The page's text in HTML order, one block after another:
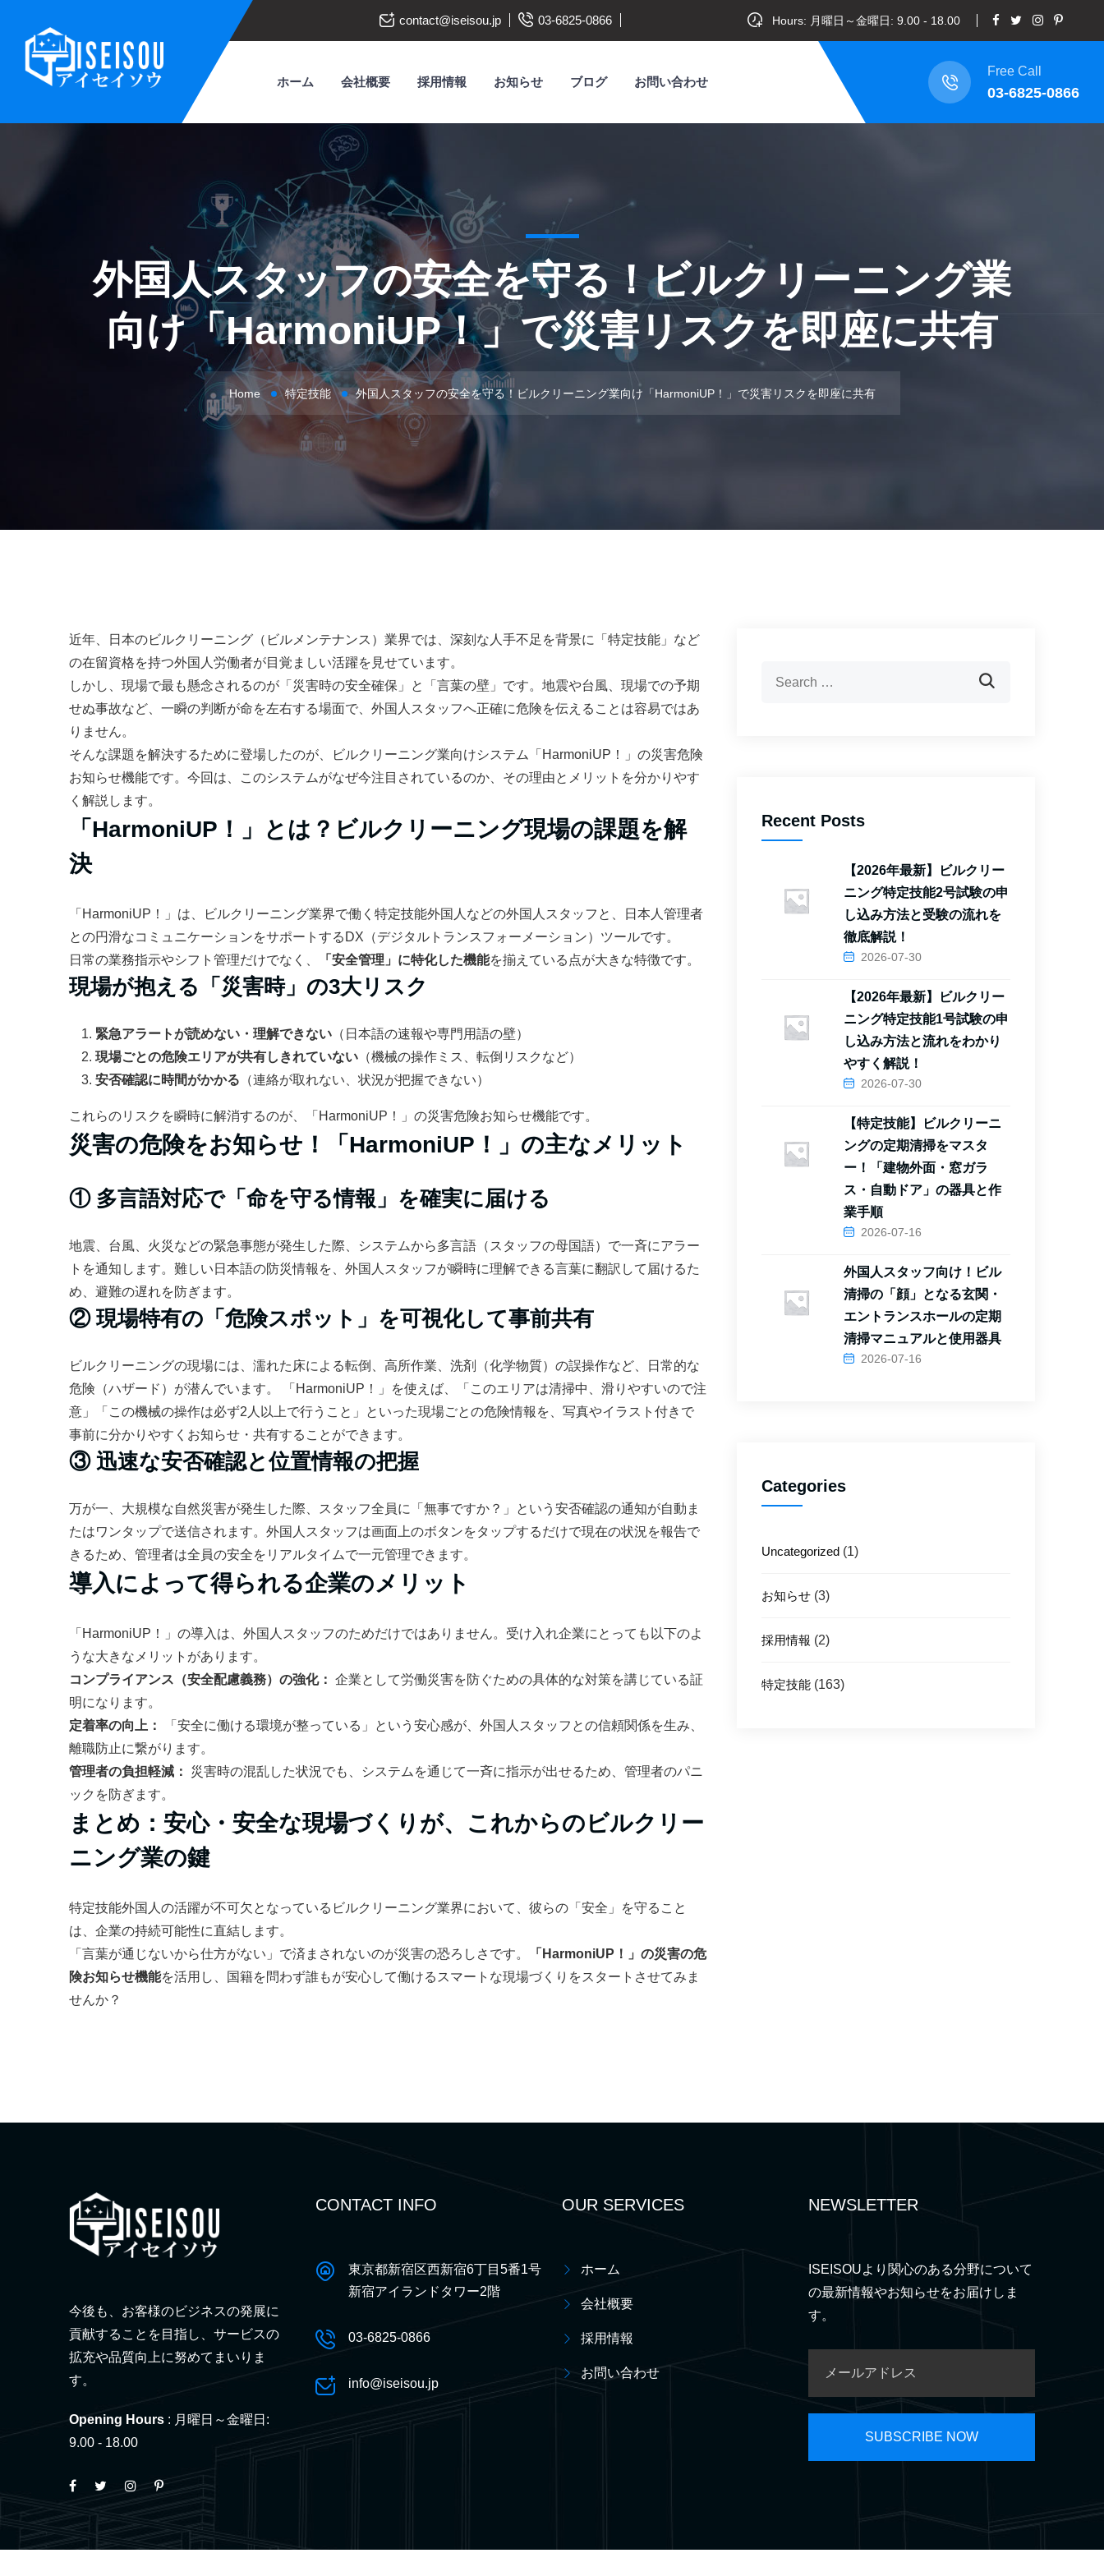
contact@iseisou.jp 03-6825-0866 Hours: 月曜日～金曜日: 9.00 - 18.00
ホーム 会社概要 採用情報 お知らせ ブログ お問い合わせ
Free Call
03-6825-0866
外国人スタッフの安全を守る！ビルクリーニング業
向け「HarmoniUP！」で災害リスクを即座に共有
Home 特定技能 外国人スタッフの安全を守る！ビルクリーニング業向け「HarmoniUP！」で災害リスクを即座に共有
近年、日本のビルクリーニング（ビルメンテナンス）業界では、深刻な人手不足を背景に「特定技能」など
の在留資格を持つ外国人労働者が目覚ましい活躍を見せています。
しかし、現場で最も懸念されるのが「災害時の安全確保」と「言葉の壁」です。地震や台風、現場での予期
せぬ事故など、一瞬の判断が命を左右する場面で、外国人スタッフへ正確に危険を伝えることは容易ではあ
りません。
そんな課題を解決するために登場したのが、ビルクリーニング業向けシステム「HarmoniUP！」の災害危険
お知らせ機能です。今回は、このシステムがなぜ今注目されているのか、その理由とメリットを分かりやす
く解説します。
「HarmoniUP！」とは？ビルクリーニング現場の課題を解
決
「HarmoniUP！」は、ビルクリーニング業界で働く特定技能外国人などの外国人スタッフと、日本人管理者
との円滑なコミュニケーションをサポートするDX（デジタルトランスフォーメーション）ツールです。
日常の業務指示やシフト管理だけでなく、
「安全管理」に特化した機能を揃えている点が大きな特徴です。
現場が抱える「災害時」の3大リスク
緊急アラートが読めない・理解できない （日本語の速報や専門用語の壁）
現場ごとの危険エリアが共有しきれていない （機械の操作ミス、転倒リスクなど）
安否確認に時間がかかる （連絡が取れない、状況が把握できない）
これらのリスクを瞬時に解消するのが、「HarmoniUP！」の災害危険お知らせ機能です。
災害の危険をお知らせ！「HarmoniUP！」の主なメリット
① 多言語対応で「命を守る情報」を確実に届ける
地震、台風、火災などの緊急事態が発生した際、システムから多言語（スタッフの母国語）で一斉にアラー
トを通知します。難しい日本語の防災情報を、外国人スタッフが瞬時に理解できる言葉に翻訳して届けるた
め、避難の遅れを防ぎます。
② 現場特有の「危険スポット」を可視化して事前共有
ビルクリーニングの現場には、濡れた床による転倒、高所作業、洗剤（化学物質）の誤操作など、日常的な
危険（ハザード）が潜んでいます。 「HarmoniUP！」を使えば、「このエリアは清掃中、滑りやすいので注
意」「この機械の操作は必ず2人以上で行うこと」といった現場ごとの危険情報を、写真やイラスト付きで
事前に分かりやすくお知らせ・共有することができます。
③ 迅速な安否確認と位置情報の把握
万が一、大規模な自然災害が発生した際、スタッフ全員に「無事ですか？」という安否確認の通知が自動ま
たはワンタップで送信されます。外国人スタッフは画面上のボタンをタップするだけで現在の状況を報告で
きるため、管理者は全員の安全をリアルタイムで一元管理できます。
導入によって得られる企業のメリット
「HarmoniUP！」の導入は、外国人スタッフのためだけではありません。受け入れ企業にとっても以下のよ
うな大きなメリットがあります。
コンプライアンス（安全配慮義務）の強化： 企業として労働災害を防ぐための具体的な対策を講じている証
明になります。
定着率の向上：
「安全に働ける環境が整っている」という安心感が、外国人スタッフとの信頼関係を生み、
離職防止に繋がります。
管理者の負担軽減：
災害時の混乱した状況でも、システムを通じて一斉に指示が出せるため、管理者のパニ
ックを防ぎます。
まとめ：安心・安全な現場づくりが、これからのビルクリー
ニング業の鍵
特定技能外国人の活躍が不可欠となっているビルクリーニング業界において、彼らの「安全」を守ること
は、企業の持続可能性に直結します。
「言葉が通じないから仕方がない」で済まされないのが災害の恐ろしさです。
「HarmoniUP！」の災害の危
険お知らせ機能を活用し、国籍を問わず誰もが安心して働けるスマートな現場づくりをスタートさせてみま
せんか？
Recent Posts
【2026年最新】ビルクリー
ニング特定技能2号試験の申
し込み方法と受験の流れを
徹底解説！
2026-07-30
【2026年最新】ビルクリー
ニング特定技能1号試験の申
し込み方法と流れをわかり
やすく解説！
2026-07-30
【特定技能】ビルクリーニ
ングの定期清掃をマスタ
ー！「建物外面・窓ガラ
ス・自動ドア」の器具と作
業手順
2026-07-16
外国人スタッフ向け！ビル
清掃の「顔」となる玄関・
エントランスホールの定期
清掃マニュアルと使用器具
2026-07-16
Categories
Uncategorized (1)
お知らせ (3)
採用情報 (2)
特定技能 (163)
今後も、お客様のビジネスの発展に
貢献することを目指し、サービスの
拡充や品質向上に努めてまいりま
す。
Opening Hours : 月曜日～金曜日:
9.00 - 18.00
CONTACT INFO
東京都新宿区西新宿6丁目5番1号
新宿アイランドタワー2階
03-6825-0866
info@iseisou.jp
OUR SERVICES
ホーム
会社概要
採用情報
お問い合わせ
NEWSLETTER
ISEISOUより関心のある分野について
の最新情報やお知らせをお届けしま
す。